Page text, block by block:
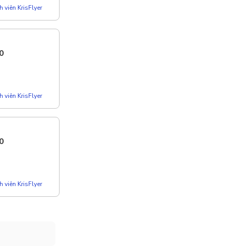
viên KrisFlyer
viên KrisFlyer
viên KrisFlyer